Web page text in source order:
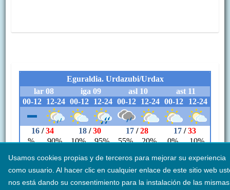
Usamos cookies propias y de terceros para mejorar su experiencia
como usuario. Al hacer clic en cualquier enlace de este sitio web
nos está dando su consentimiento para la instalación de las mismas